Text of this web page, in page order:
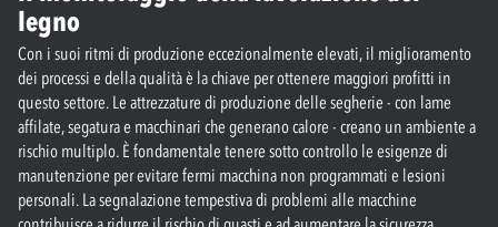
legno
Con i suoi ritmi di produzione eccezionalmente elevati, il miglioramento
dei processi e della qualità è la chiave per ottenere maggiori profitti in
questo settore. Le attrezzature di produzione delle segherie - con lame
affilate, segatura e macchinari che generano calore - creano un ambiente a
rischio multiplo. È fondamentale tenere sotto controllo le esigenze di
manutenzione per evitare fermi macchina non programmati e lesioni
personali. La segnalazione tempestiva di problemi alle macchine